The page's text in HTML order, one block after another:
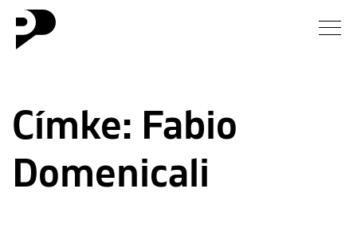
Galéria
Interjú
Címke: Fabio
Domenicali